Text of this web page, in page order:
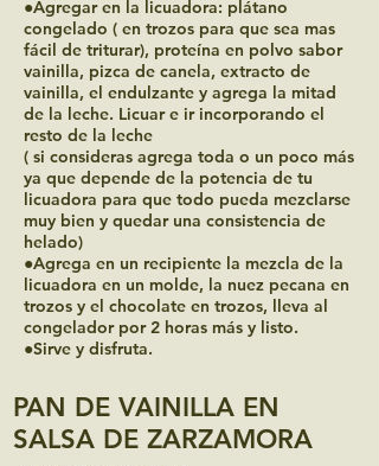
●Agregar en la licuadora: plátano
congelado ( en trozos para que sea mas
fácil de triturar), proteína en polvo sabor
vainilla, pizca de canela, extracto de
vainilla, el endulzante y agrega la mitad
de la leche. Licuar e ir incorporando el
resto de la leche
( si consideras agrega toda o un poco más
ya que depende de la potencia de tu
licuadora para que todo pueda mezclarse
muy bien y quedar una consistencia de
helado)
●Agrega en un recipiente la mezcla de la
licuadora en un molde, la nuez pecana en
trozos y el chocolate en trozos, lleva al
congelador por 2 horas más y listo.
●Sirve y disfruta.
PAN DE VAINILLA EN
SALSA DE ZARZAMORA